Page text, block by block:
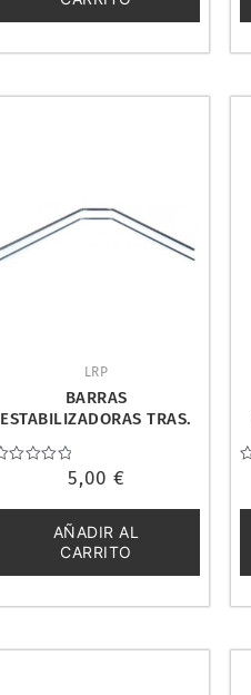
LRP
BARRAS
ESTABILIZADORAS TRAS.
5,00 €
AÑADIR AL
CARRITO